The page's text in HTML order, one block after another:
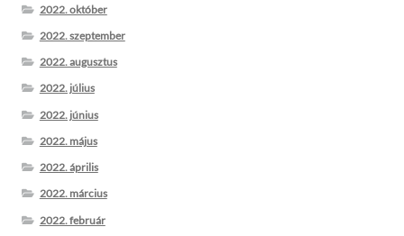
2022. október
2022. szeptember
2022. augusztus
2022. július
2022. június
2022. május
2022. április
2022. március
2022. február